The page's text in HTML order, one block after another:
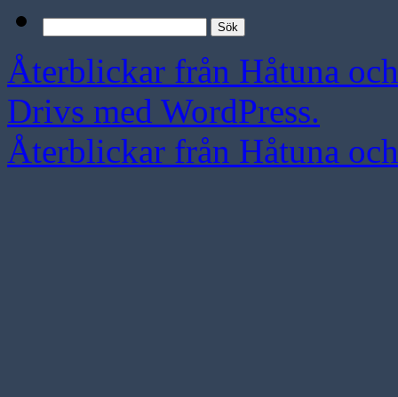
efter:
Återblickar från Håtuna
Drivs med WordPress.
Återblickar från Håtuna